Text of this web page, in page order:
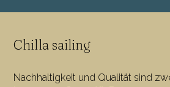
Chilla sailing
Nachhaltigkeit und Qualität sind